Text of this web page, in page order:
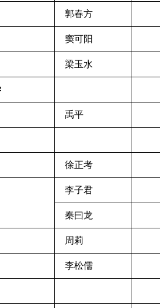
郭春方
窦可阳
梁玉水
禹平
徐正考
李子君
秦曰龙
周莉
李松儒